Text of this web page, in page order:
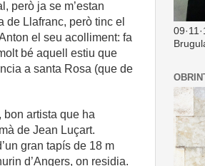
però ja se m’estan
de Llafranc, però tinc el
el seu acolliment: fa
bé aquell estiu que
a santa Rosa (que de
bon artista que ha
de Jean Luçart.
gran tapís de 18 m
d’Angers, on residia.